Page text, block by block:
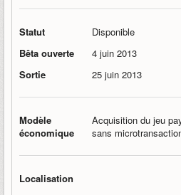
Statut
Disponible
Bêta ouverte
4 juin 2013
Sortie
25 juin 2013
Modèle
économique
Acquisition du jeu
sans
Localisation